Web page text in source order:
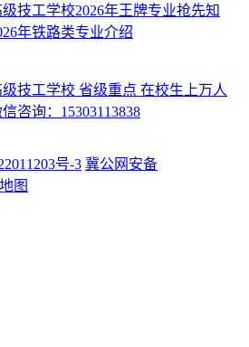
技工学校2026年王牌专业抢先知
年铁路类专业介绍
技工学校 省级重点 在校生上万人
咨询：15303113838
号-3 冀公网安备
图